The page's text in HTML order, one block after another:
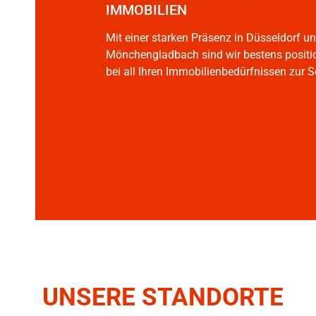
IMMOBILIEN
Mit einer starken Präsenz in Düsseldorf
Mönchengladbach sind wir bestens
bei all Ihren Immobilienbedürfnissen zur
UNSERE STANDORTE